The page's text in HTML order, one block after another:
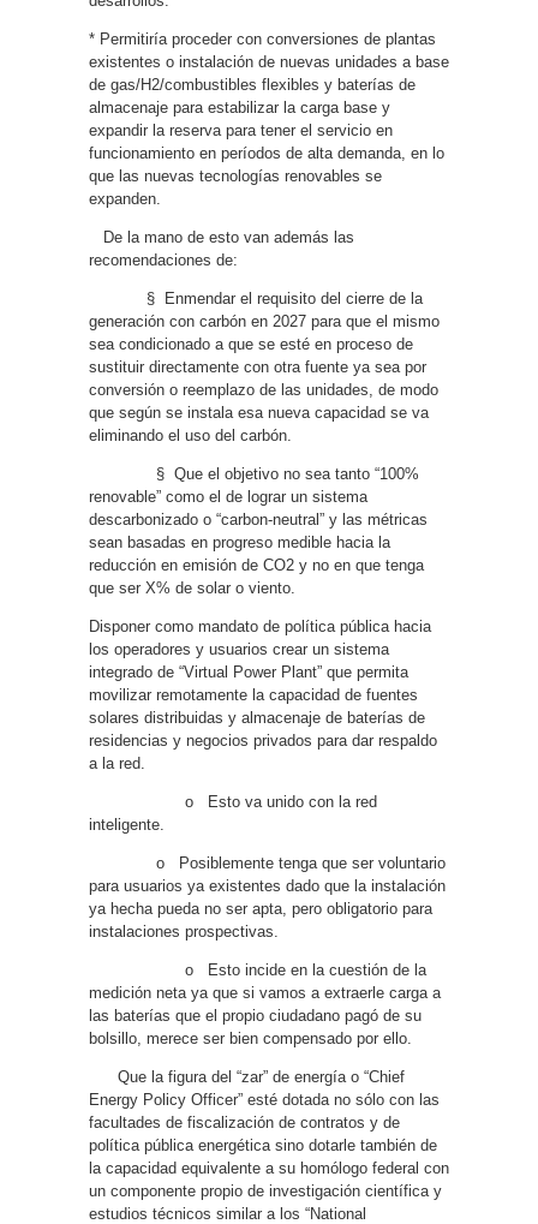
* Permitiría proceder con conversiones de plantas
existentes o instalación de nuevas unidades a base
de gas/H2/combustibles flexibles y baterías de
almacenaje para estabilizar la carga base y
expandir la reserva para tener el servicio en
funcionamiento en períodos de alta demanda, en lo
que las nuevas tecnologías renovables se
expanden.
De la mano de esto van además las
recomendaciones de:
§
Enmendar el requisito del cierre de la
generación con carbón en 2027 para que el mismo
sea condicionado a que se esté en proceso de
sustituir directamente con otra fuente ya sea por
conversión o reemplazo de las unidades, de modo
que según se instala esa nueva capacidad se va
eliminando el uso del carbón.
§ Que el objetivo no sea tanto “100%
renovable” como el de lograr un sistema
descarbonizado o “carbon-neutral” y las métricas
sean basadas en progreso medible hacia la
reducción en emisión de CO2 y no en que tenga
que ser X% de solar o viento.
Disponer como mandato de política pública hacia
los operadores y usuarios crear un sistema
integrado de “Virtual Power Plant” que permita
movilizar remotamente la capacidad de fuentes
solares distribuidas y almacenaje de baterías de
residencias y negocios privados para dar respaldo
a la red.
o
Esto va unido con la red
inteligente.
o
Posiblemente tenga que ser voluntario
para usuarios ya existentes dado que la instalación
ya hecha pueda no ser apta, pero obligatorio para
instalaciones prospectivas.
o
Esto incide en la cuestión de la
medición neta ya que si vamos a extraerle carga a
las baterías que el propio ciudadano pagó de su
bolsillo, merece ser bien compensado por ello.
Que la figura del “zar” de energía o “Chief
Energy Policy Officer” esté dotada no sólo con las
facultades de fiscalización de contratos y de
política pública energética sino dotarle también de
la capacidad equivalente a su homólogo federal con
un componente propio de investigación científica y
estudios técnicos similar a los “National